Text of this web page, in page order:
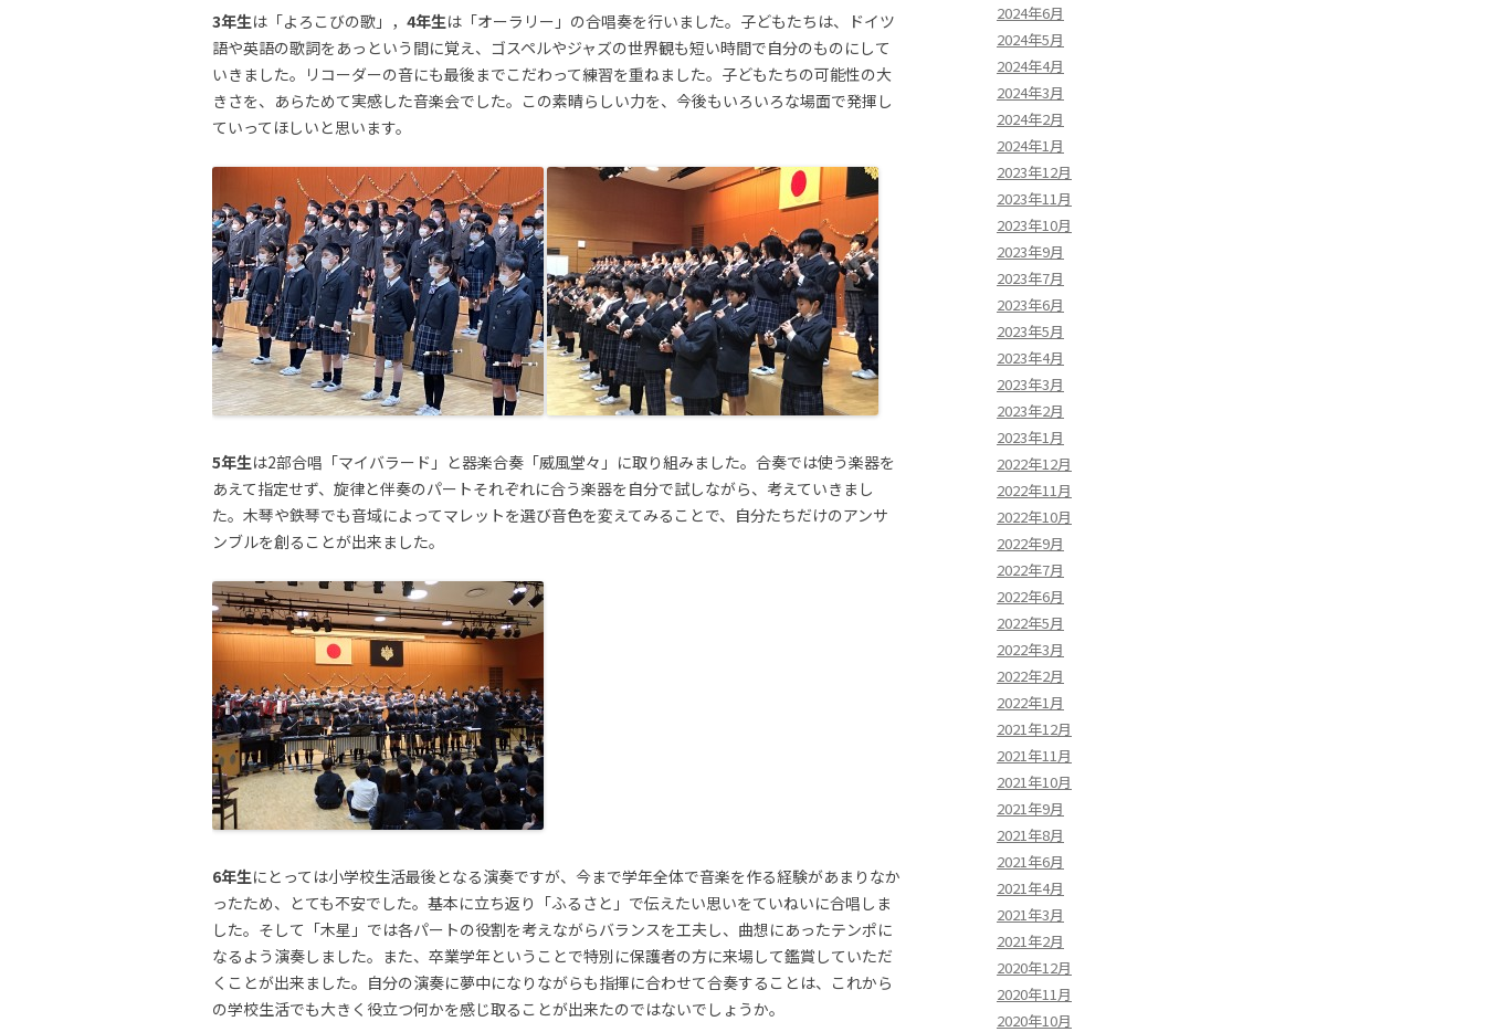
3年生は「よろこびの歌」， 4年生は「オーラリー」の合唱奏を行いました。子どもたちは、ドイツ
語や英語の歌詞をあっという間に覚え、ゴスペルやジャズの世界観も短い時間で自分のものにして
いきました。リコーダーの音にも最後までこだわって練習を重ねました。子どもたちの可能性の大
きさを、あらためて実感した音楽会でした。この素晴らしい力を、今後もいろいろな場面で発揮し
ていってほしいと思います。
5年生は2部合唱「マイバラード」と器楽合奏「威風堂々」に取り組みました。合奏では使う楽器を
あえて指定せず、旋律と伴奏のパートそれぞれに合う楽器を自分で試しながら、考えていきまし
た。木琴や鉄琴でも音域によってマレットを選び音色を変えてみることで、自分たちだけのアンサ
ンブルを創ることが出来ました。
6年生にとっては小学校生活最後となる演奏ですが、今まで学年全体で音楽を作る経験があまりなか
ったため、とても不安でした。基本に立ち返り「ふるさと」で伝えたい思いをていねいに合唱しま
した。そして「木星」では各パートの役割を考えながらバランスを工夫し、曲想にあったテンポに
なるよう演奏しました。また、卒業学年ということで特別に保護者の方に来場して鑑賞していただ
くことが出来ました。自分の演奏に夢中になりながらも指揮に合わせて合奏することは、これから
の学校生活でも大きく役立つ何かを感じ取ることが出来たのではないでしょうか。
2024年6月
2024年5月
2024年4月
2024年3月
2024年2月
2024年1月
2023年12月
2023年11月
2023年10月
2023年9月
2023年7月
2023年6月
2023年5月
2023年4月
2023年3月
2023年2月
2023年1月
2022年12月
2022年11月
2022年10月
2022年9月
2022年7月
2022年6月
2022年5月
2022年3月
2022年2月
2022年1月
2021年12月
2021年11月
2021年10月
2021年9月
2021年8月
2021年6月
2021年4月
2021年3月
2021年2月
2020年12月
2020年11月
2020年10月